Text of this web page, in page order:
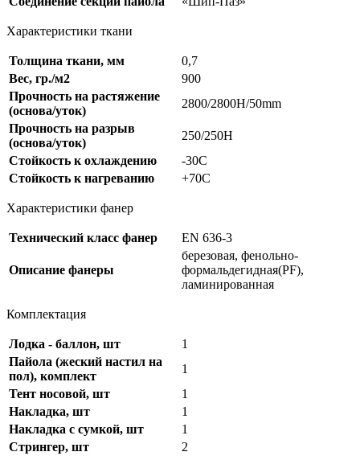
Характеристики ткани
Толщина ткани, мм
0,7
Вес, гр./м2
900
Прочность на растяжение
(основа/уток)
2800/2800H/50mm
Прочность на разрыв
(основа/уток)
250/250Н
Стойкость к охлаждению
-30С
Стойкость к нагреванию
+70C
Характеристики фанер
Технический класс фанер EN 636-3
Описание фанеры
березовая, фенольно-
формальдегидная(PF),
ламинированная
Комплектация
Лодка - баллон, шт
1
Пайола (жеский настил на
пол), комплект
1
Тент носовой, шт
1
Накладка, шт
1
Накладка с сумкой, шт
1
Стрингер, шт
2